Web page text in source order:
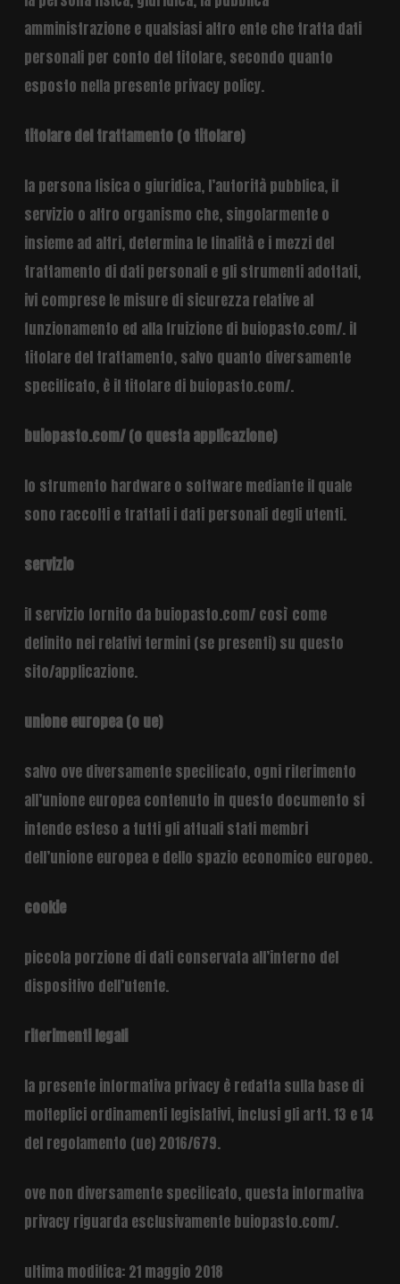
amministrazione e qualsiasi altro ente che tratta dati
personali per conto del titolare, secondo quanto
esposto nella presente privacy policy.
titolare del trattamento (o titolare)
la persona fisica o giuridica, l’autorità pubblica, il
servizio o altro organismo che, singolarmente o
insieme ad altri, determina le finalità e i mezzi del
trattamento di dati personali e gli strumenti adottati,
ivi comprese le misure di sicurezza relative al
funzionamento ed alla fruizione di buiopasto.com/. il
titolare del trattamento, salvo quanto diversamente
specificato, è il titolare di buiopasto.com/.
buiopasto.com/ (o questa applicazione)
lo strumento hardware o software mediante il quale
sono raccolti e trattati i dati personali degli utenti.
servizio
il servizio fornito da buiopasto.com/ così come
definito nei relativi termini (se presenti) su questo
sito/applicazione.
unione europea (o ue)
salvo ove diversamente specificato, ogni riferimento
all’unione europea contenuto in questo documento si
intende esteso a tutti gli attuali stati membri
dell’unione europea e dello spazio economico europeo.
cookie
piccola porzione di dati conservata all’interno del
dispositivo dell’utente.
riferimenti legali
la presente informativa privacy è redatta sulla base di
molteplici ordinamenti legislativi, inclusi gli artt. 13 e 14
del regolamento (ue) 2016/679.
ove non diversamente specificato, questa informativa
privacy riguarda esclusivamente buiopasto.com/.
ultima modifica: 21 maggio 2018